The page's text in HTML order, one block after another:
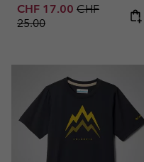
Sale price:
CHF 17.00 Regular price:
CHF
25.00